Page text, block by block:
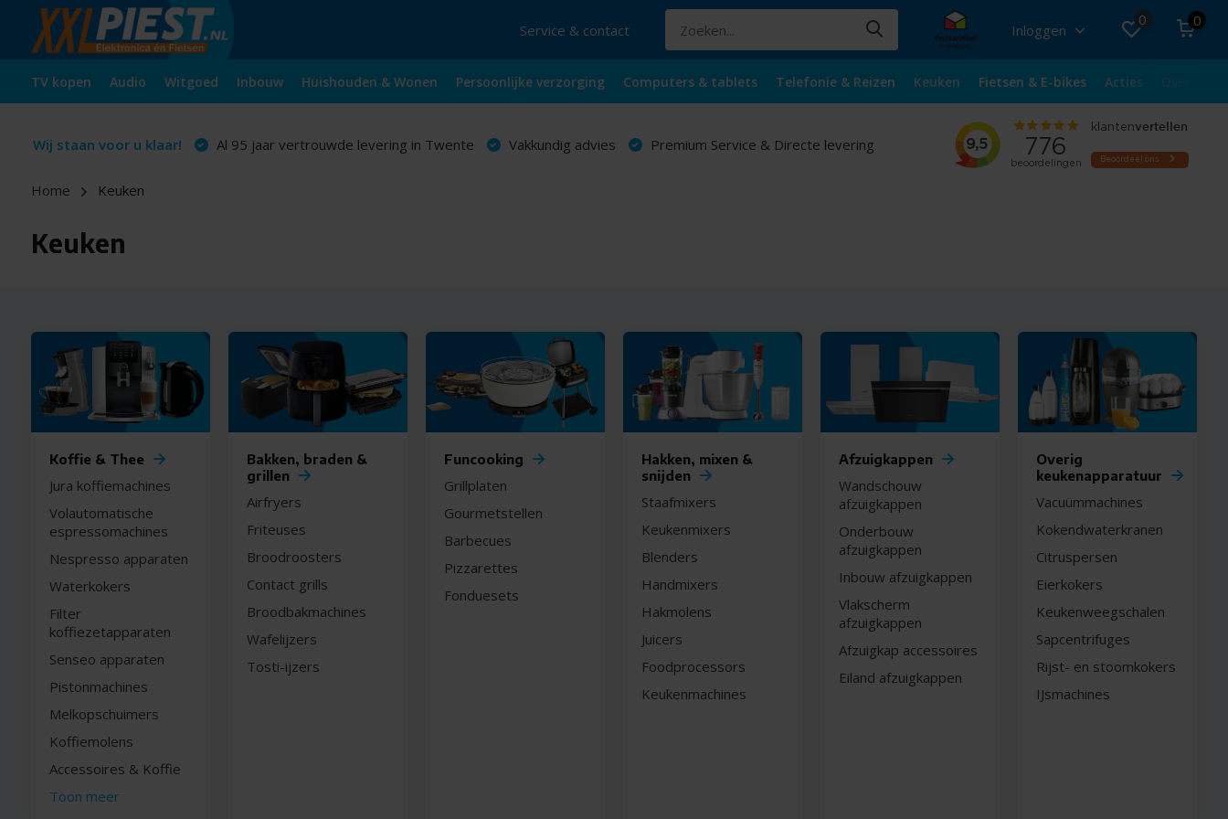
Service & contact Inloggen
0 0
TV kopen Audio Witgoed Inbouw Huishouden & Wonen Persoonlijke verzorging Computers & tablets Telefonie & Reizen Keuken Fietsen & E-bikes Acties
Wij staan voor u klaar! Al 95 jaar vertrouwde levering in Twente Vakkundig advies Premium Service & Directe levering
Home Keuken
Keuken
Koffie & Thee
Jura koffiemachines
Volautomatische
espressomachines
Nespresso apparaten
Waterkokers
Filter
koffiezetapparaten
Senseo apparaten
Pistonmachines
Melkopschuimers
Koffiemolens
Accessoires & Koffie
Toon meer
Bakken, braden &
grillen
Airfryers
Friteuses
Broodroosters
Contact grills
Broodbakmachines
Wafelijzers
Tosti-ijzers
Funcooking
Grillplaten
Gourmetstellen
Barbecues
Pizzarettes
Fonduesets
Hakken, mixen &
snijden
Staafmixers
Keukenmixers
Blenders
Handmixers
Hakmolens
Juicers
Foodprocessors
Keukenmachines
Afzuigkappen
Wandschouw
afzuigkappen
Onderbouw
afzuigkappen
Inbouw afzuigkappen
Vlakscherm
afzuigkappen
Afzuigkap accessoires
Eiland afzuigkappen
Overig
keukenapparatuur
Vacuümmachines
Kokendwaterkranen
Citruspersen
Eierkokers
Keukenweegschalen
Sapcentrifuges
Rijst- en stoomkokers
IJsmachines